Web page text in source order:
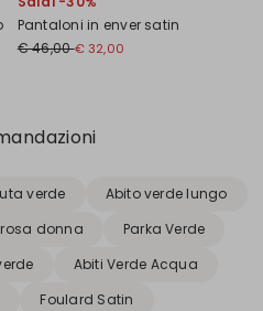
Pantaloni in enver satin
€ 46,00€ 32,00
verde
Abito verde lungo
donna
Parka Verde
Abiti Verde Acqua
Foulard Satin